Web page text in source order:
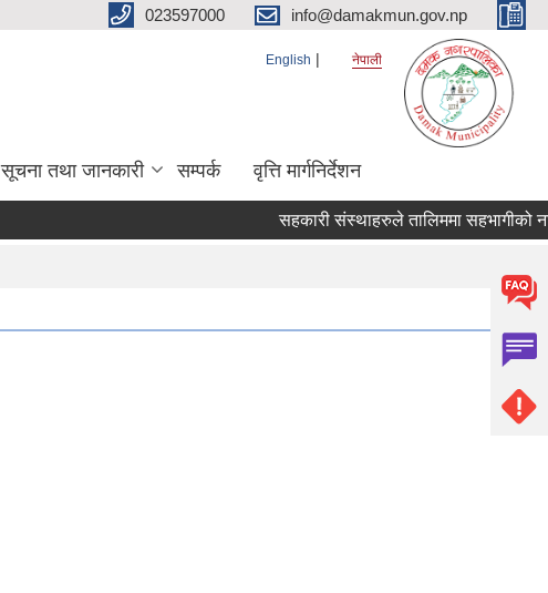
023597000 info@damakmun.gov.np
English नेपाली
सूचना तथा जानकारी सम्पर्क वृत्ति मार्गनिर्देशन
सहकारी संस्थाहरुले तालिममा सहभागीको